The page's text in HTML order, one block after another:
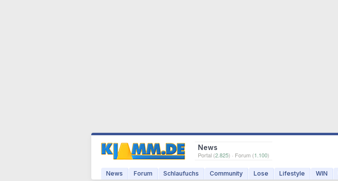
News
Portal (2.825) · Forum (1.100)
News Forum Schlaufuchs Community Lose Lifestyle WIN